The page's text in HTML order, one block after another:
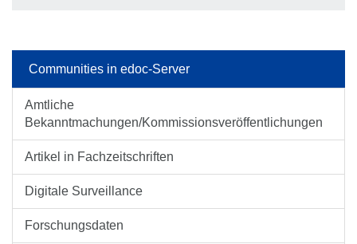
Communities in edoc-Server
Amtliche
Bekanntmachungen/Kommissionsveröffentlichungen
Artikel in Fachzeitschriften
Digitale Surveillance
Forschungsdaten